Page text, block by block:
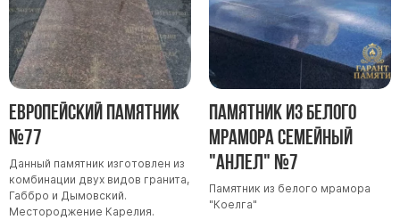
Европейский памятник
№77
Данный памятник изготовлен из
комбинации двух видов гранита,
Габбро и Дымовский.
Местороджение Карелия.
Памятник из белого
мрамора семейный
"Анлел" №7
Памятник из белого мрамора
"Коелга"